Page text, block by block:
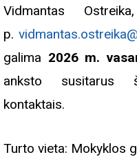
Vidmantas
p.
galima 2026 m.
anksto susitarus
kontaktais.
Turto vieta: Mokyklos